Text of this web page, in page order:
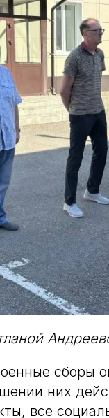
сборы
них
все